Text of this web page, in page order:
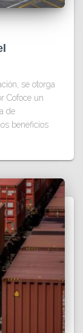
se otorga
Cofoce un
de
beneficios